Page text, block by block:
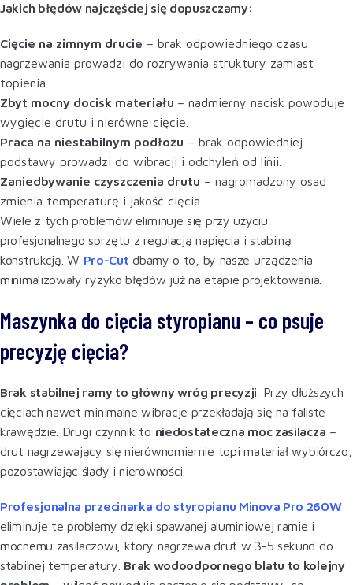
Jakich błędów najczęściej się dopuszczamy:
Cięcie na zimnym drucie – brak odpowiedniego czasu
nagrzewania prowadzi do rozrywania struktury zamiast
topienia.
Zbyt mocny docisk materiału – nadmierny nacisk powoduje
wygięcie drutu i nierówne cięcie.
Praca na niestabilnym podłożu – brak odpowiedniej
podstawy prowadzi do wibracji i odchyleń od linii.
Zaniedbywanie czyszczenia drutu – nagromadzony osad
zmienia temperaturę i jakość cięcia.
Wiele z tych problemów eliminuje się przy użyciu
profesjonalnego sprzętu z regulacją napięcia i stabilną
konstrukcją. W Pro-Cut dbamy o to, by nasze urządzenia
minimalizowały ryzyko błędów już na etapie projektowania.
Maszynka do cięcia styropianu – co psuje
precyzję cięcia?
Brak stabilnej ramy to główny wróg precyzji . Przy dłuższych
cięciach nawet minimalne wibracje przekładają się na faliste
krawędzie. Drugi czynnik to niedostateczna moc zasilacza –
drut nagrzewający się nierównomiernie topi materiał wybiórczo,
pozostawiając ślady i nierówności.
Profesjonalna przecinarka do styropianu Minova Pro 260W
eliminuje te problemy dzięki spawanej aluminiowej ramie i
mocnemu zasilaczowi, który nagrzewa drut w 3-5 sekund do
stabilnej temperatury. Brak wodoodpornego blatu to kolejny